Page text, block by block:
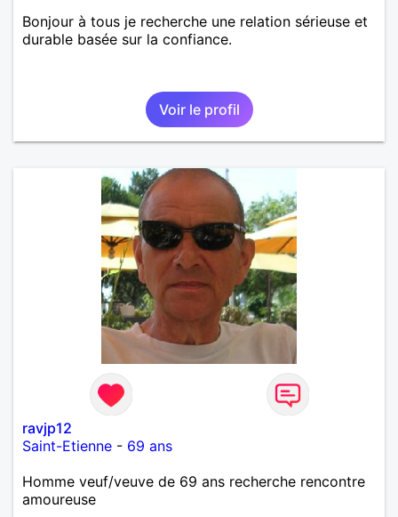
Bonjour à tous je recherche une relation sérieuse et
durable basée sur la confiance.
Voir le profil
ravjp12
Saint-Etienne - 69 ans
Homme veuf/veuve de 69 ans recherche rencontre
amoureuse